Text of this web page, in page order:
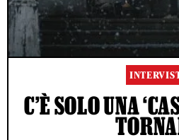
C’È SOLO UNA